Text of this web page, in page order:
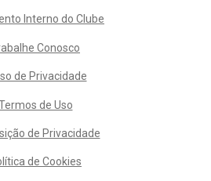
Interno do Clube
Conosco
de Privacidade
de Uso
de Privacidade
de Cookies